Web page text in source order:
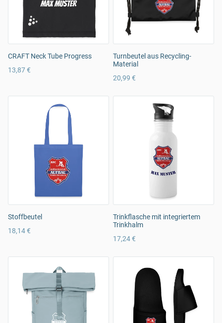
CRAFT Neck Tube Progress
13,87 €
Turnbeutel aus Recycling-
Material
20,99 €
Stoffbeutel
18,14 €
Trinkflasche mit integriertem
Trinkhalm
17,24 €